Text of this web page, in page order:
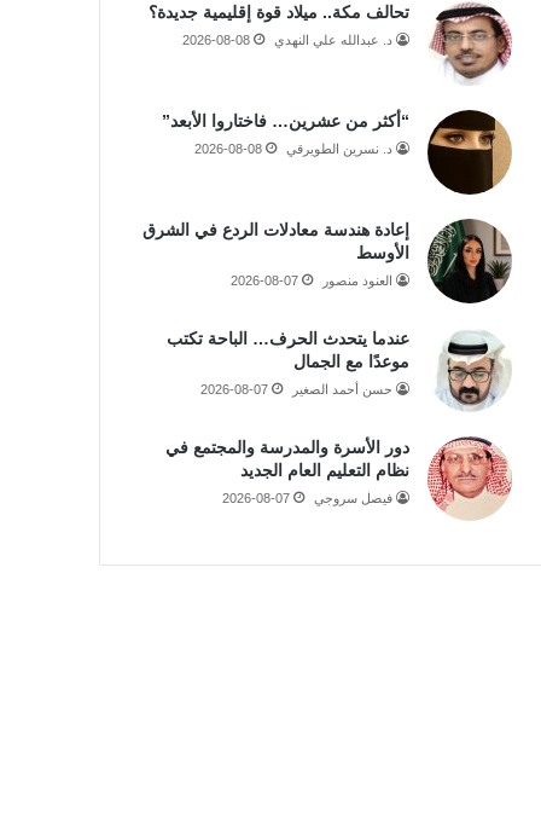
تحالف مكة.. ميلاد قوة إقليمية جديدة؟
د. عبدالله علي النهدي 2026-08-08
“أكثر من عشرين… فاختاروا الأبعد”
د. نسرين الطويرقي 2026-08-08
إعادة هندسة معادلات الردع في الشرق
الأوسط
العنود منصور 2026-08-07
عندما يتحدث الحرف… الباحة تكتب
موعدًا مع الجمال
حسن أحمد الصغير 2026-08-07
دور الأسرة والمدرسة والمجتمع في
نظام التعليم العام الجديد
فيصل سروجي 2026-08-07